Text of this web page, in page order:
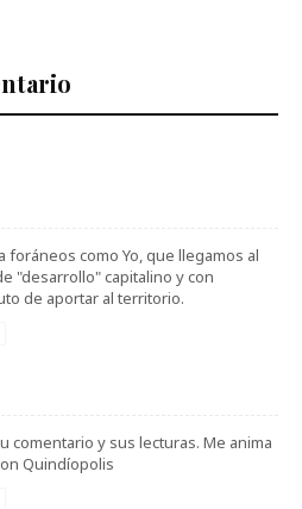
foráneos como Yo, que llegamos al
"desarrollo" capitalino y con
de aportar al territorio.
comentario y sus lecturas. Me anima
Quindíopolis